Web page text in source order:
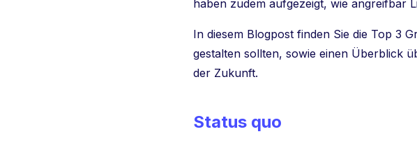
haben zudem aufgezeigt, wie angreifbar
In diesem Blogpost finden Sie die Top 3
gestalten sollten, sowie einen Überblick
der Zukunft.
Status quo